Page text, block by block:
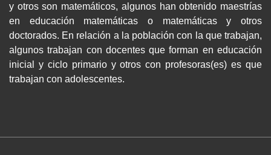
y otros son matemáticos, algunos han obtenido maestrías
en educación matemáticas o matemáticas y otros
doctorados. En relación a la población con la que trabajan,
algunos trabajan con docentes que forman en educación
inicial y ciclo primario y otros con profesoras(es) es que
trabajan con adolescentes.